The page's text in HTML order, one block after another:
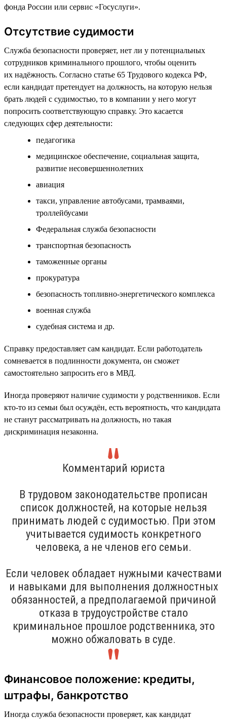
фонда России или сервис «Госуслуги».
Отсутствие судимости
Служба безопасности проверяет, нет ли у потенциальных
сотрудников криминального прошлого, чтобы оценить
их надёжность. Согласно статье 65 Трудового кодекса РФ,
если кандидат претендует на должность, на которую нельзя
брать людей с судимостью, то в компании у него могут
попросить соответствующую справку. Это касается
следующих сфер деятельности:
педагогика
медицинское обеспечение, социальная защита,
развитие несовершеннолетних
авиация
такси, управление автобусами, трамваями,
троллейбусами
Федеральная служба безопасности
транспортная безопасность
таможенные органы
прокуратура
безопасность топливно-энергетического комплекса
военная служба
судебная система и др.
Справку предоставляет сам кандидат. Если работодатель
сомневается в подлинности документа, он сможет
самостоятельно запросить его в МВД.
Иногда проверяют наличие судимости у родственников. Если
кто-то из семьи был осуждён, есть вероятность, что кандидата
не станут рассматривать на должность, но такая
дискриминация незаконна.
Комментарий юриста
В трудовом законодательстве прописан
список должностей, на которые нельзя
принимать людей с судимостью. При этом
учитывается судимость конкретного
человека, а не членов его семьи.
Если человек обладает нужными качествами
и навыками для выполнения должностных
обязанностей, а предполагаемой причиной
отказа в трудоустройстве стало
криминальное прошлое родственника, это
можно обжаловать в суде.
Финансовое положение: кредиты,
штрафы, банкротство
Иногда служба безопасности проверяет, как кандидат